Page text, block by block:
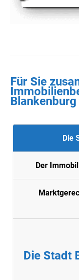
Für Sie
Blankenburg
Die
Der
Die Stadt